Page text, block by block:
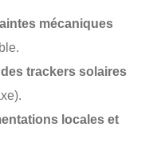
mécaniques
trackers solaires
locales et